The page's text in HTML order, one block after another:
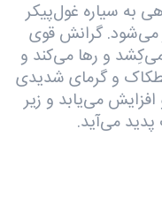
به سیاره غول‌پیکر
می‌شود. گرانش قوی
و رها می‌کند و
و گرمای شدیدی
می‌یابد و زیر
می‌آید.